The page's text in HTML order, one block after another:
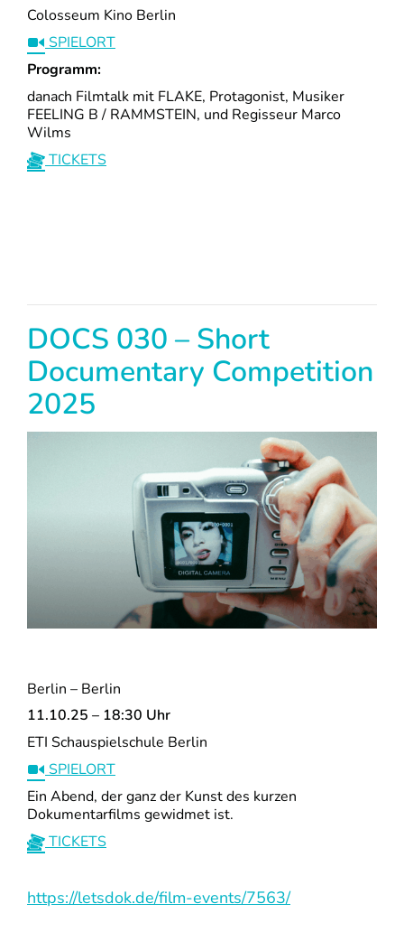
Colosseum Kino Berlin
SPIELORT
Programm:
danach Filmtalk mit FLAKE, Protagonist, Musiker
FEELING B / RAMMSTEIN, und Regisseur Marco
Wilms
TICKETS
DOCS 030 – Short
Documentary Competition
2025
Berlin – Berlin
11.10.25 – 18:30 Uhr
ETI Schauspielschule Berlin
SPIELORT
Ein Abend, der ganz der Kunst des kurzen
Dokumentarfilms gewidmet ist.
TICKETS
https://letsdok.de/film-events/7563/